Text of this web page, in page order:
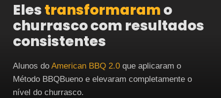
Elestransformaramo
churrasco com resultados
consistentes
Alunos do American BBQ 2.0 que aplicaram o
Método BBQBueno e elevaram completamente o
nível do churrasco.